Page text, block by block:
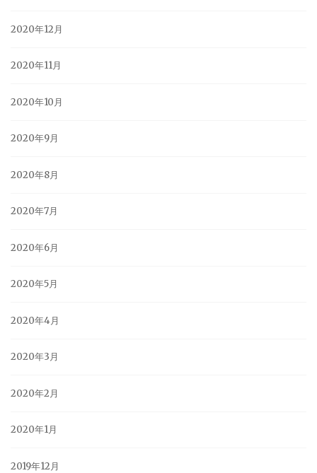
2020年12月
2020年11月
2020年10月
2020年9月
2020年8月
2020年7月
2020年6月
2020年5月
2020年4月
2020年3月
2020年2月
2020年1月
2019年12月